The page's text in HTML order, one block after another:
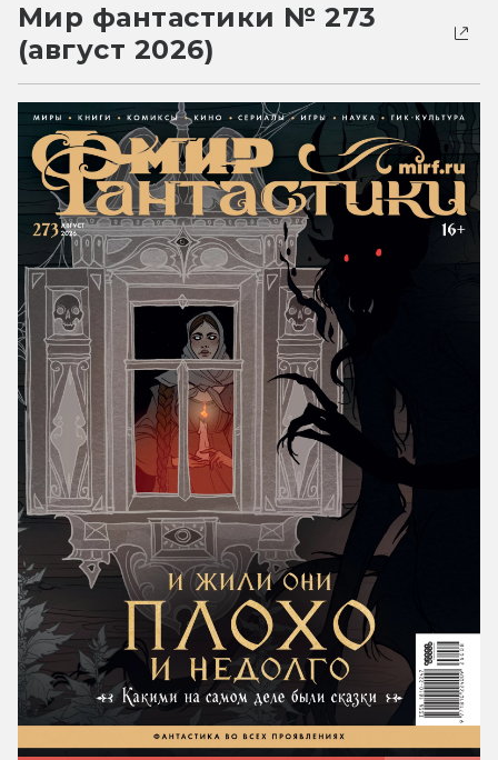
Мир фантастики № 273
(август 2026)